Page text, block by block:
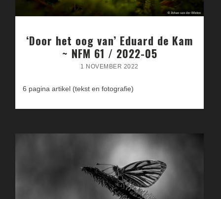
‘Door het oog van’ Eduard de Kam
~ NFM 61 / 2022-05
1 NOVEMBER 2022
6 pagina artikel (tekst en fotografie)